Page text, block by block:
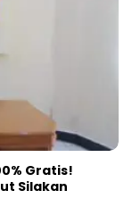
Gratis!
Silakan